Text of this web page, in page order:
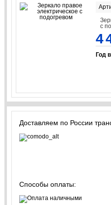
с
4
Год
Доставляем по России
Способы оплаты: